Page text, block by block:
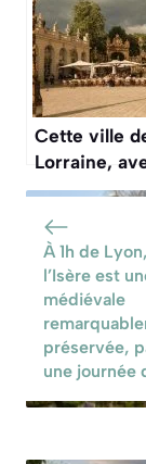
monolithe,
curiosité
explorer
automne
Cette ville
Lorraine,
place
l’UNESCO, est
d’une
folle sous les
lumières
de l’automne
À 1h de
l’Isère est
médiévale
préservée,
une journée